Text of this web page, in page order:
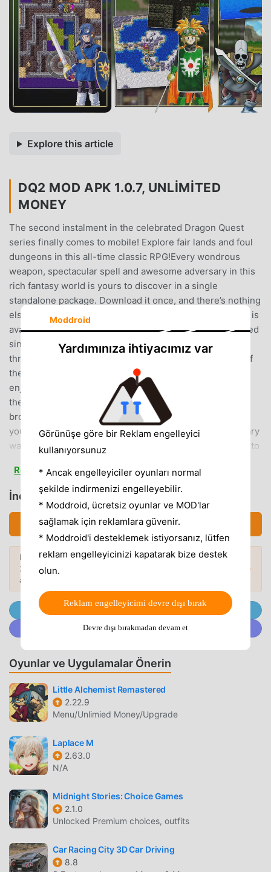
Explore this article
DQ2 MOD APK 1.0.7, UNLIMITED
MONEY
The second instalment in the celebrated Dragon Quest
series finally comes to mobile! Explore fair lands and foul
dungeons in this all-time classic RPG!Every wondrous
weapon, spectacular spell and awesome adversary in this
rich fantasy world is yours to discover in a single
standalone package. Download it once, and there’s nothing
else to buy, and nothing else to download!※In-game text is
available in English only. ◆ PrologueA century has passed
since the events of DRAGON QUEST, during which time
three new nations have been founded by the offspring of
the great hero of Alefgard.But the peace they have long
enjoyed is no more. Demon hosts summoned forth from
the darkness by the fallen High Priest Hargon have
brought the land to the brink of ruin once again.Now, the
young prince of Midenhall—a descendant of the legendary
warrior Erdrick—must set out to find the two other heirs to
nefarious Hargon and restore peace to their world.◆
Game Features・Whether you’re keen to pick up where
the first part of the Erdrick Trilogy left off, or are entirely
new to the series, DRAGON QUEST II: Luminaries of the
Legendary Line is sure to take you on an unforgettable
journey.・In this early example of an open-world
adventure, players are free to wander the wilds, brave
monster-infested dungeons, or take to the seas in search
of new lands—discovering ever more powerful abilities
and valuable treasures along the way!・Simple, Intuitive
ControlsThe game’s controls are designed to work
perfectly with the vertical layout of any modern mobile
device, and the position of the movement button can be
changed to facilitate both one- and two-handed play.・
Japan and beyond, and see how the masterful talents of
series creator Yuji Horii first combined with the
revolutionary synthesizer sounds of Koichi Sugiyama and
the wildly popular manga illustrations of Akira Toriyama to
create a gaming sensation.◆ Supported Android
Devices/Operating Systems ◆・Devices running
DQ2 GIRIŞ
DQ2 Son zamanlarda çok popüler bir rpg oyunu olarak, tüm
dünyada rpg oyunlarını seven birçok hayran kazandı.
Dünyanın en büyük mod apk ücretsiz oyun indirme sitesi
Read more
İndirmek DQ2 (MOD, Unlimited Money)
İndirmek APK (44.32MB)
Daha fazlasını keşfetmek ister misiniz?
2026'ninen popüler Mod APK'larına
atın.
Popüler Modlar →
@MODDROID.CO'ya Telegram Kanalında Katılın
@MODDROID.CO'ya Discord Topluluğunda katılın
Oyunlar ve Uygulamalar Önerin
Little Alchemist Remastered
2.22.9
Menu/Unlimied Money/Upgrade
Laplace M
2.63.0
N/A
Midnight Stories: Choice Games
2.1.0
Unlocked Premium choices, outfits
Car Racing City 3D Car Driving
8.8
Moddroid
Yardımınıza ihtiyacımız var
Görünüşe göre bir Reklam engelleyici
kullanıyorsunuz
* Ancak engelleyiciler oyunları normal
şekilde indirmenizi engelleyebilir.
* Moddroid, ücretsiz oyunlar ve MOD'lar
sağlamak için reklamlara güvenir.
* Moddroid'i desteklemek istiyorsanız, lütfen
reklam engelleyicinizi kapatarak bize destek
olun.
Reklam engelleyicimi devre dışı bırak
Devre dışı bırakmadan devam et